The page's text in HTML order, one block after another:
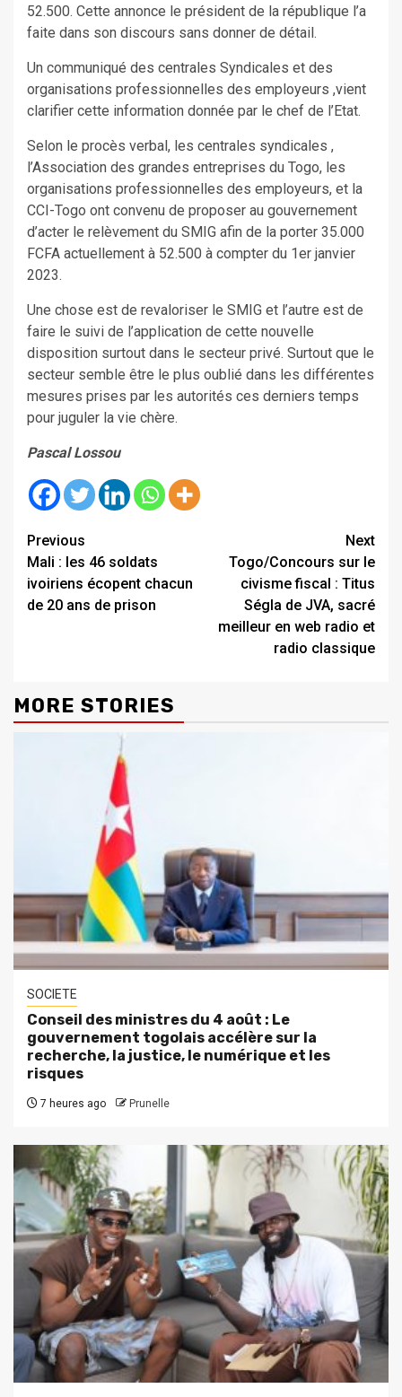
52.500. Cette annonce le président de la république l’a
faite dans son discours sans donner de détail.
Un communiqué des centrales Syndicales et des
organisations professionnelles des employeurs ,vient
clarifier cette information donnée par le chef de l’Etat.
Selon le procès verbal, les centrales syndicales ,
l’Association des grandes entreprises du Togo, les
organisations professionnelles des employeurs, et la
CCI-Togo ont convenu de proposer au gouvernement
d’acter le relèvement du SMIG afin de la porter 35.000
FCFA actuellement à 52.500 à compter du 1er janvier
2023.
Une chose est de revaloriser le SMIG et l’autre est de
faire le suivi de l’application de cette nouvelle
disposition surtout dans le secteur privé. Surtout que le
secteur semble être le plus oublié dans les différentes
mesures prises par les autorités ces derniers temps
pour juguler la vie chère.
Pascal Lossou
Continue
Reading
Previous
Mali : les 46 soldats
ivoiriens écopent chacun
de 20 ans de prison
Next
Togo/Concours sur le
civisme fiscal : Titus
Ségla de JVA, sacré
meilleur en web radio et
radio classique
MORE STORIES
SOCIETE
Conseil des ministres du 4 août : Le
gouvernement togolais accélère sur la
recherche, la justice, le numérique et les
risques
7 heures ago Prunelle